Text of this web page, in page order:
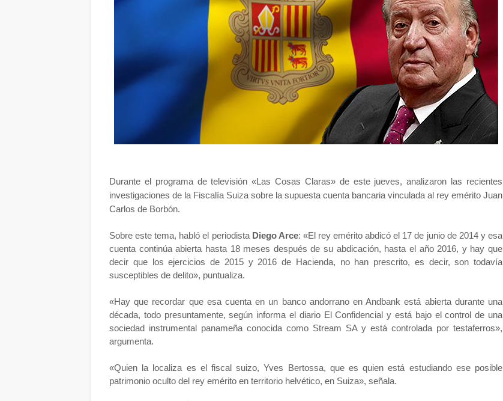
Durante el programa de televisión «Las Cosas Claras» de este jueves, analizaron las recientes
investigaciones de la Fiscalía Suiza sobre la supuesta cuenta bancaria vinculada al rey emérito Juan
Carlos de Borbón.
Sobre este tema, habló el periodista Diego Arce: «El rey emérito abdicó el 17 de junio de 2014 y esa
cuenta continúa abierta hasta 18 meses después de su abdicación, hasta el año 2016, y hay que
decir que los ejercicios de 2015 y 2016 de Hacienda, no han prescrito, es decir, son todavía
susceptibles de delito», puntualiza.
«Hay que recordar que esa cuenta en un banco andorrano en Andbank está abierta durante una
década, todo presuntamente, según informa el diario El Confidencial y está bajo el control de una
sociedad instrumental panameña conocida como Stream SA y está controlada por testaferros»,
argumenta.
«Quien la localiza es el fiscal suizo, Yves Bertossa, que es quien está estudiando ese posible
patrimonio oculto del rey emérito en territorio helvético, en Suiza», señala.